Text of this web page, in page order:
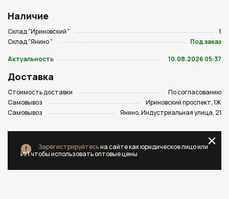
Наличие
Склад "Ириновский "
1
Склад "Янино "
Под заказ
Актуальность
10.08.2026 05:37
Доставка
Стоимость доставки
По согласованию
Самовывоз
Ириновский проспект, 1Ж
Самовывоз
Янино, Индустриальная улица, 21
Зарегистрируйтесьна сайте как юридическое лицо или
ИП чтобы использовать оптовые цены